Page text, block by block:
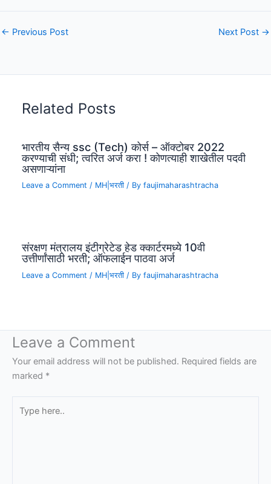
← Previous Post Next Post →
Related Posts
भारतीय सैन्य ssc (Tech) कोर्स – ऑक्टोबर 2022
करण्याची संधी; त्वरित अर्ज करा ! कोणत्याही शाखेतील पदवी
असणाऱ्यांना
Leave a Comment / MH|भरती / Byfaujimaharashtracha
संरक्षण मंत्रालय इंटीग्रेटेड हेड क्कार्टरमध्ये 10वी
उत्तीर्णांसाठी भरती; ऑफलाईन पाठवा अर्ज
Leave a Comment / MH|भरती / Byfaujimaharashtracha
Leave a Comment
Your email address will not be published. Required fields are
marked *
here..